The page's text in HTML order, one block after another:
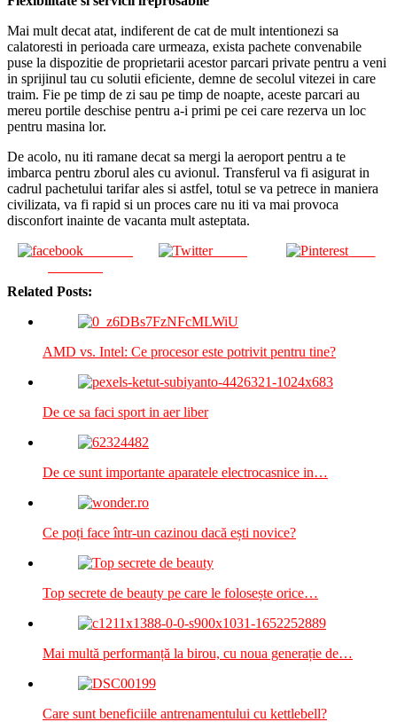
Mai mult decat atat, indiferent de cat de mult intentionezi sa
calatoresti in perioada care urmeaza, exista pachete convenabile
puse la dispozitie de proprietarii acestor parcari private pentru a veni
in sprijinul tau cu solutii eficiente, demne de secolul vitezei in care
traim. Fie pe timp de zi sau pe timp de noapte, aceste parcari au
mereu portile deschise pentru a-i primi pe cei care rezerva un loc
pentru masina lor.
De acolo, nu iti ramane decat sa mergi la aeroport pentru a te
imbarca pentru zborul ales cu avionul. Transferul va fi asigurat in
cadrul pachetului tarifar ales si astfel, totul se va petrece in maniera
civilizata, va fi rapid si un proces care nu iti va mai provoca
disconfort inainte de vacanta mult asteptata.
Tweet Save
Related Posts:
AMD vs. Intel: Ce procesor este potrivit pentru tine?
De ce sa faci sport in aer liber
De ce sunt importante aparatele electrocasnice in…
Ce poți face într-un cazinou dacă ești novice?
Top secrete de beauty pe care le folosește orice…
Mai multă performanță la birou, cu noua generație de…
Care sunt beneficiile antrenamentului cu kettlebell?